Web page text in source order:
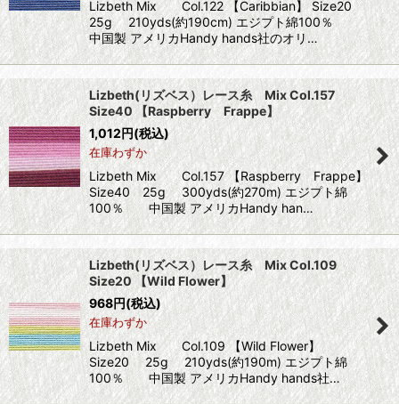
Lizbeth Mix Col.122 【Caribbian】 Size20
25g 210yds(約190cm) エジプト綿100％
中国製 アメリカHandy hands社のオリ…
Lizbeth(リズベス）レース糸 Mix Col.157
Size40 【Raspberry Frappe】
1,012円(税込)
在庫わずか
Lizbeth Mix Col.157 【Raspberry Frappe】
Size40 25g 300yds(約270m) エジプト綿
100％ 中国製 アメリカHandy han…
Lizbeth(リズベス）レース糸 Mix Col.109
Size20 【Wild Flower】
968円(税込)
在庫わずか
Lizbeth Mix Col.109 【Wild Flower】
Size20 25g 210yds(約190m) エジプト綿
100％ 中国製 アメリカHandy hands社…